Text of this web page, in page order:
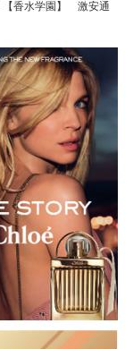
【香水学園】 激安通